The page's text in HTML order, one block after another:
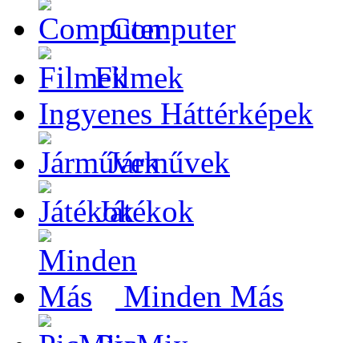
Computer
Filmek
Ingyenes Háttérképek
Járművek
Játékok
Minden Más